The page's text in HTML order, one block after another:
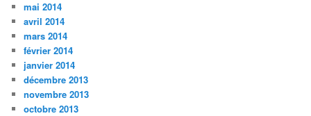
mai 2014
avril 2014
mars 2014
février 2014
janvier 2014
décembre 2013
novembre 2013
octobre 2013